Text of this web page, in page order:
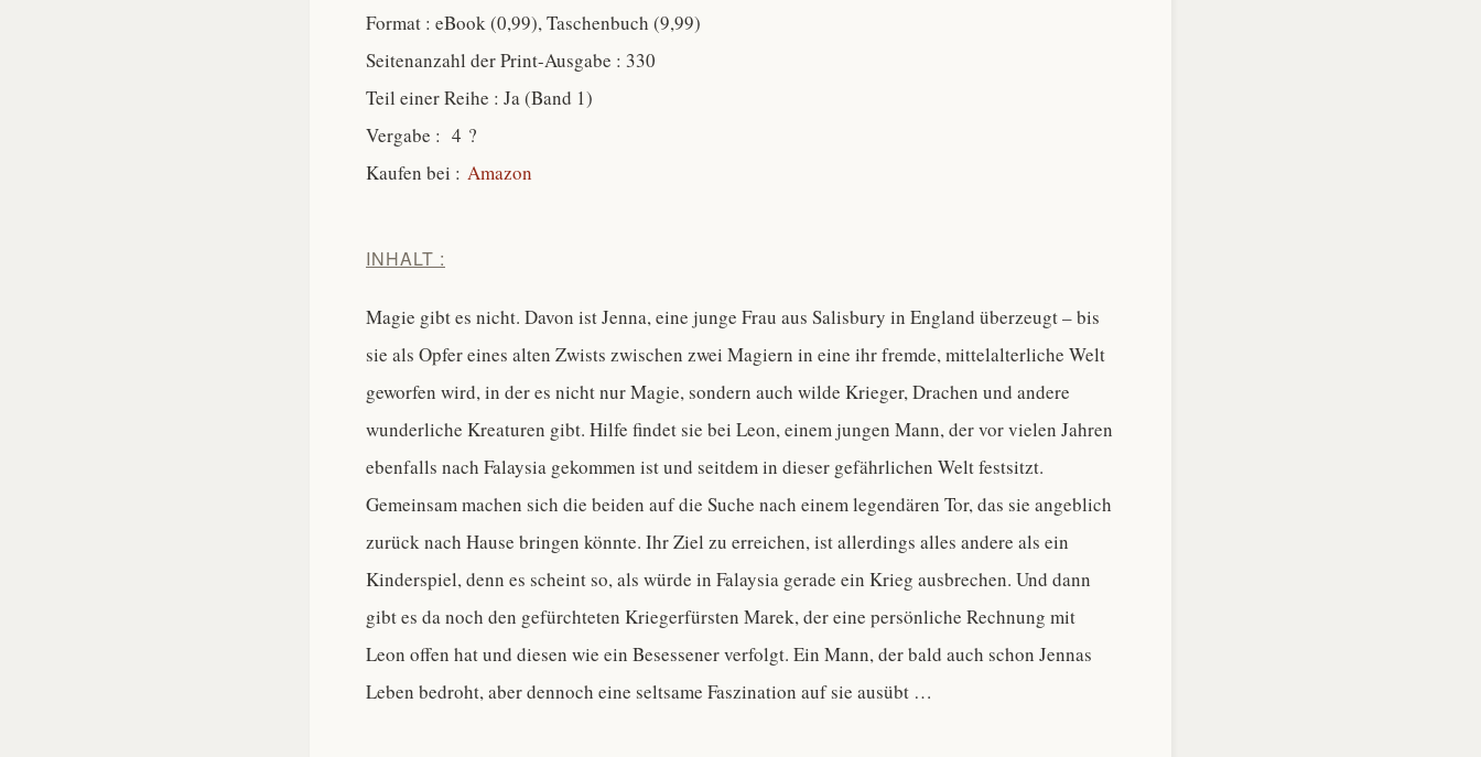
Format : eBook (0,99), Taschenbuch (9,99)
Seitenanzahl der Print-Ausgabe : 330
Teil einer Reihe : Ja (Band 1)
Vergabe : 4 ?
Kaufen bei : Amazon
INHALT :
Magie gibt es nicht. Davon ist Jenna, eine junge Frau aus Salisbury in England überzeugt – bis
sie als Opfer eines alten Zwists zwischen zwei Magiern in eine ihr fremde, mittelalterliche Welt
geworfen wird, in der es nicht nur Magie, sondern auch wilde Krieger, Drachen und andere
wunderliche Kreaturen gibt. Hilfe findet sie bei Leon, einem jungen Mann, der vor vielen Jahren
ebenfalls nach Falaysia gekommen ist und seitdem in dieser gefährlichen Welt festsitzt.
Gemeinsam machen sich die beiden auf die Suche nach einem legendären Tor, das sie angeblich
zurück nach Hause bringen könnte. Ihr Ziel zu erreichen, ist allerdings alles andere als ein
Kinderspiel, denn es scheint so, als würde in Falaysia gerade ein Krieg ausbrechen. Und dann
gibt es da noch den gefürchteten Kriegerfürsten Marek, der eine persönliche Rechnung mit
Leon offen hat und diesen wie ein Besessener verfolgt. Ein Mann, der bald auch schon Jennas
Leben bedroht, aber dennoch eine seltsame Faszination auf sie ausübt …